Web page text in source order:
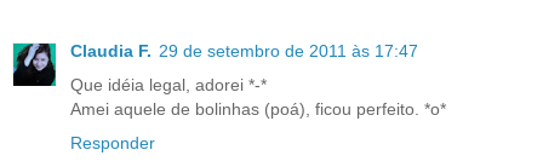
Claudia F. 29 de setembro de 2011 às 17:47
Que idéia legal, adorei *-*
Amei aquele de bolinhas (poá), ficou perfeito. *o*
Responder